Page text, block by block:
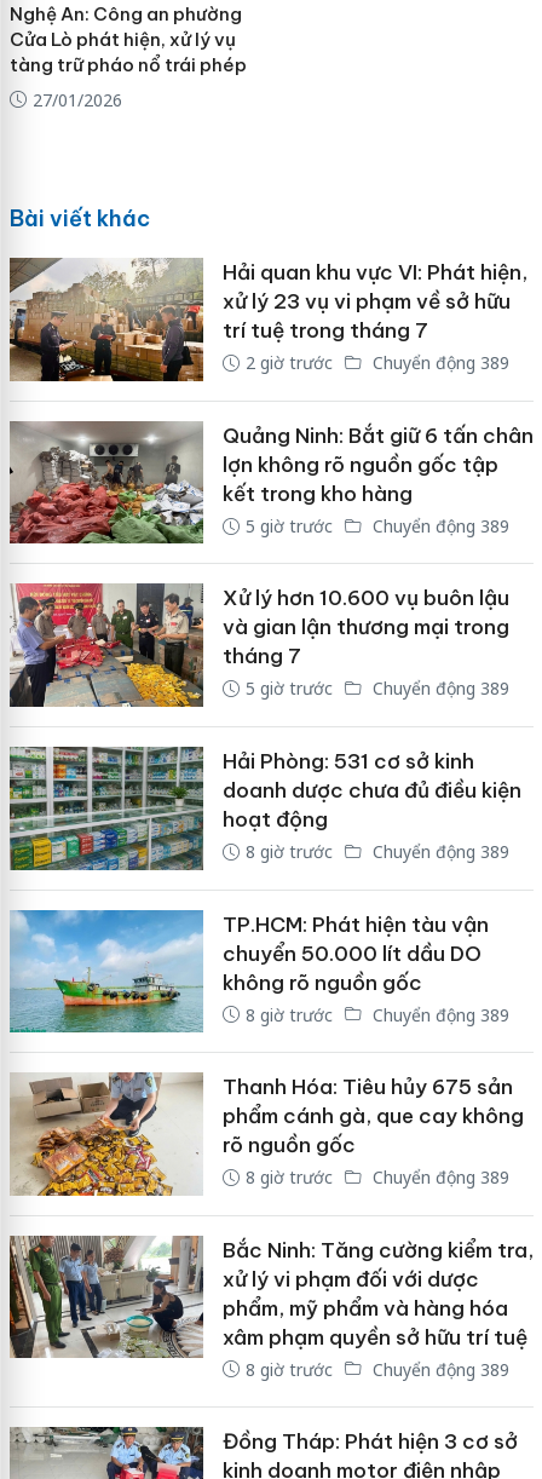
Nghệ An: Công an phường
Cửa Lò phát hiện, xử lý vụ
tàng trữ pháo nổ trái phép
27/01/2026
Bài viết khác
Hải quan khu vực VI: Phát hiện,
xử lý 23 vụ vi phạm về sở hữu
trí tuệ trong tháng 7
2 giờ trước Chuyển động 389
Quảng Ninh: Bắt giữ 6 tấn chân
lợn không rõ nguồn gốc tập
kết trong kho hàng
5 giờ trước Chuyển động 389
Xử lý hơn 10.600 vụ buôn lậu
và gian lận thương mại trong
tháng 7
5 giờ trước Chuyển động 389
Hải Phòng: 531 cơ sở kinh
doanh dược chưa đủ điều kiện
hoạt động
8 giờ trước Chuyển động 389
TP.HCM: Phát hiện tàu vận
chuyển 50.000 lít dầu DO
không rõ nguồn gốc
8 giờ trước Chuyển động 389
Thanh Hóa: Tiêu hủy 675 sản
phẩm cánh gà, que cay không
rõ nguồn gốc
8 giờ trước Chuyển động 389
Bắc Ninh: Tăng cường kiểm tra,
xử lý vi phạm đối với dược
phẩm, mỹ phẩm và hàng hóa
xâm phạm quyền sở hữu trí tuệ
8 giờ trước Chuyển động 389
Đồng Tháp: Phát hiện 3 cơ sở
kinh doanh motor điện nhập